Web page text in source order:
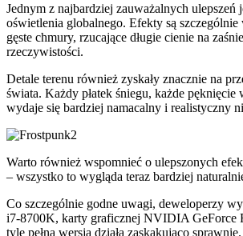
Jednym z najbardziej zauważalnych
oświetlenia globalnego. Efekty są
gęste chmury, rzucające długie cienie na
rzeczywistości.
Detale terenu również zyskały znacznie na
świata. Każdy płatek śniegu, każde
wydaje się bardziej namacalny i realistyczny
Warto również wspomnieć o ulepszonych
– wszystko to wygląda teraz bardziej
Co szczególnie godne uwagi, deweloperzy
i7-8700K, karty graficznej NVIDIA GeForce
tyle pełna wersja działa zaskakująco sprawnie.